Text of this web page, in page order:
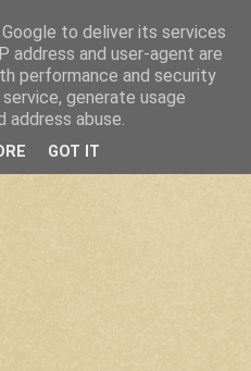
to deliver its services
address and user-agent are
performance and security
generate usage
abuse.
GOT IT